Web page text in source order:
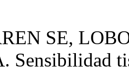
SE,
Sensibilidad